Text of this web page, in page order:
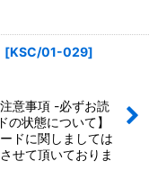
[KSC/01-029]
意事項 -必ずお読
状態について】
ドに関しましては
せて頂いておりま